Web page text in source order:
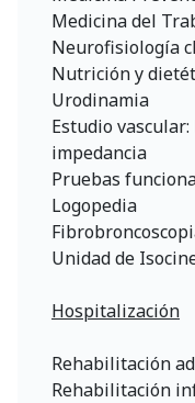
Medicina del
Neurofisiología
Nutrición y
Urodinamia
Estudio
impedancia
Pruebas
Logopedia
Unidad de
Hospitalización
Rehabilitación
Rehabilitación